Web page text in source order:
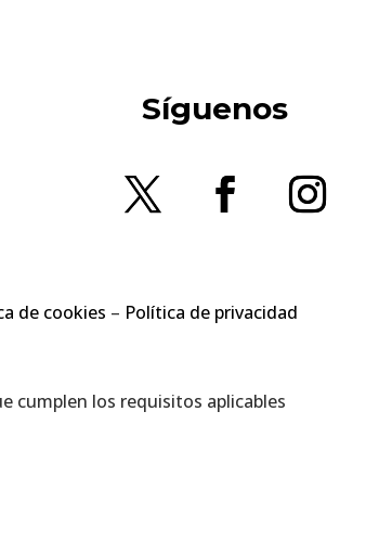
Síguenos
de cookies – Política de privacidad
cumplen los requisitos aplicables